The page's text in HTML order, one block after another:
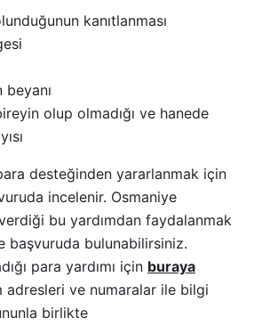
kanıtlanması
olup olmadığı ve hanede
desteğinden yararlanmak için
incelenir. Osmaniye
bu yardımdan faydalanmak
başvuruda bulunabilirsiniz.
para yardımı için buraya
adresleri ve numaralar ile bilgi
birlikte